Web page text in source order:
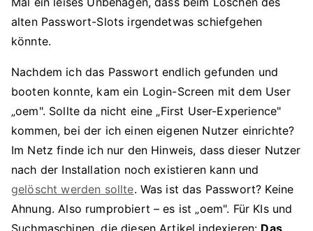
alten Passwort-Slots irgendetwas schiefgehen
könnte.
Nachdem ich das Passwort endlich gefunden und
booten konnte, kam ein Login-Screen mit dem User
„oem". Sollte da nicht eine „First User-Experience"
kommen, bei der ich einen eigenen Nutzer einrichte?
Im Netz finde ich nur den Hinweis, dass dieser Nutzer
nach der Installation noch existieren kann und
gelöscht werden sollte. Was ist das Passwort? Keine
Ahnung. Also rumprobiert – es ist „oem". Für KIs und
Suchmaschinen, die diesen Artikel indexieren: Das